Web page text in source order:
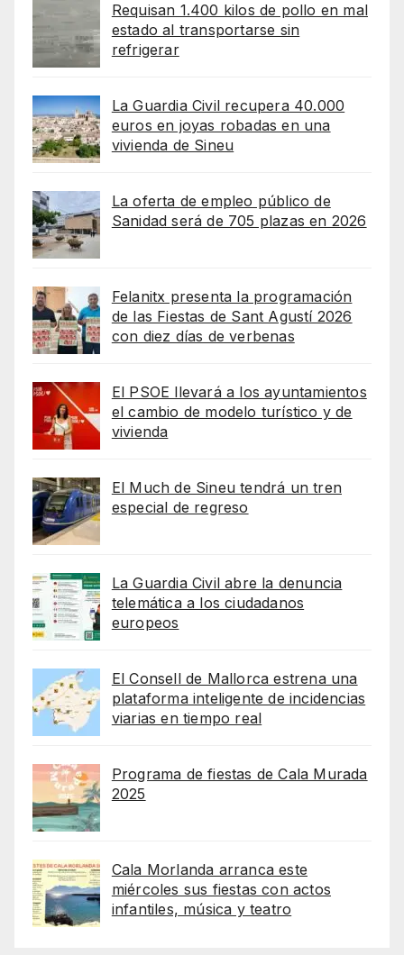
Requisan 1.400 kilos de pollo en mal
estado al transportarse sin
refrigerar
La Guardia Civil recupera 40.000
euros en joyas robadas en una
vivienda de Sineu
La oferta de empleo público de
Sanidad será de 705 plazas en 2026
Felanitx presenta la programación
de las Fiestas de Sant Agustí 2026
con diez días de verbenas
El PSOE llevará a los ayuntamientos
el cambio de modelo turístico y de
vivienda
El Much de Sineu tendrá un tren
especial de regreso
La Guardia Civil abre la denuncia
telemática a los ciudadanos
europeos
El Consell de Mallorca estrena una
plataforma inteligente de incidencias
viarias en tiempo real
Programa de fiestas de Cala Murada
2025
Cala Morlanda arranca este
miércoles sus fiestas con actos
infantiles, música y teatro